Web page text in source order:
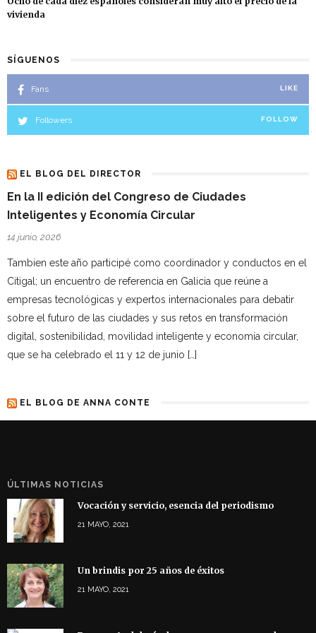
vivienda
SÍGUENOS
Fans LIKE
Followers FOLLOW
EL BLOG DEL DIRECTOR
En la II edición del Congreso de Ciudades
Inteligentes y Economía Circular
14 junio, 2026
Tambien este año participé como coordinador y conductos en el
Citigal; un encuentro de referencia en Galicia que reúne a
empresas tecnológicas y expertos internacionales para debatir
sobre el futuro de las ciudades y sus retos en transformación
digital, sostenibilidad, movilidad inteligente y economía circular,
que se ha celebrado el 11 y 12 de junio […]
EL BLOG DE ANNA CONTE
ÚLTIMAS NOTICIAS
Vocación y servicio, esencia del periodismo
21 MAYO, 2021
Un brindis por 25 años de éxitos
21 MAYO, 2021